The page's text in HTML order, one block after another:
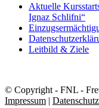
Aktuelle
Ignaz Schlifni“
Leitbild & Ziele
© Copyright - FNL -
Impressum | Datenschutz